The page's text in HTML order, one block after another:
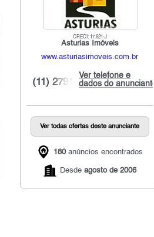
CRECI: 17.621-J
Asturias Imóveis
www.asturiasimoveis.com.br
Ver telefone e
dados do anunciante
(11) 2791...
Ver todas ofertas deste anunciante
180anúncios encontrados
Desde agosto de 2006